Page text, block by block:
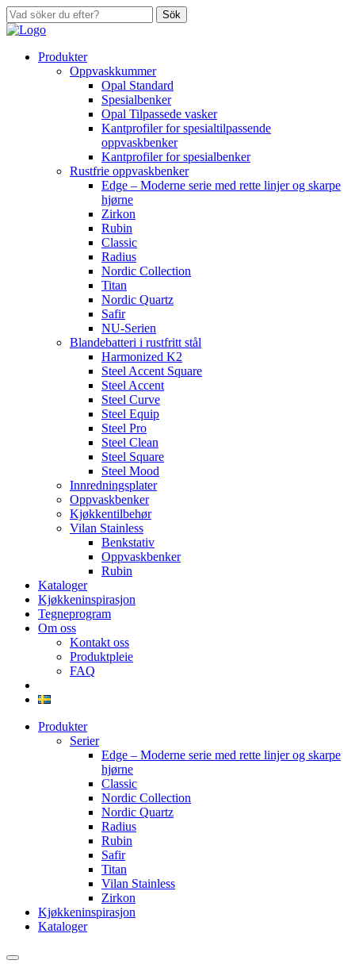
Sök
Produkter
Oppvaskkummer
Opal Standard
Spesialbenker
Opal Tilpassede vasker
Kantprofiler for spesialtilpassende
oppvaskbenker
Kantprofiler for spesialbenker
Rustfrie oppvaskbenker
Edge – Moderne serie med rette linjer og skarpe
hjørne
Zirkon
Rubin
Classic
Radius
Nordic Collection
Titan
Nordic Quartz
Safir
NU-Serien
Blandebatteri i rustfritt stål
Harmonized K2
Steel Accent Square
Steel Accent
Steel Curve
Steel Equip
Steel Pro
Steel Clean
Steel Square
Steel Mood
Innredningsplater
Oppvaskbenker
Kjøkkentilbehør
Vilan Stainless
Benkstativ
Oppvaskbenker
Rubin
Kataloger
Kjøkkeninspirasjon
Tegneprogram
Om oss
Kontakt oss
Produktpleie
FAQ
Produkter
Serier
Edge – Moderne serie med rette linjer og skarpe
hjørne
Classic
Nordic Collection
Nordic Quartz
Radius
Rubin
Safir
Titan
Vilan Stainless
Zirkon
Kjøkkeninspirasjon
Kataloger